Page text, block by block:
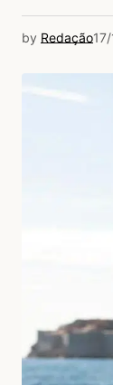
by Redação